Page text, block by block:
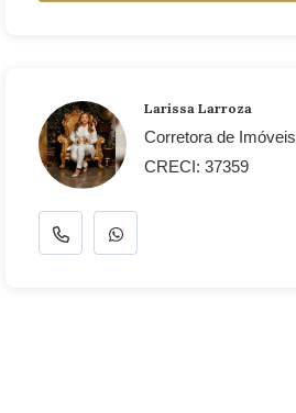
Larissa Larroza
Corretora de Imóveis
CRECI: 37359